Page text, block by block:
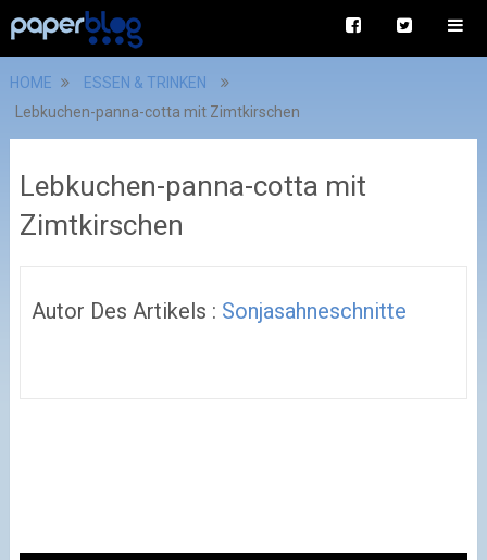
HOME
ESSEN & TRINKEN
Lebkuchen-panna-cotta mit Zimtkirschen
Lebkuchen-panna-cotta mit
Zimtkirschen
Autor Des Artikels : Sonjasahneschnitte